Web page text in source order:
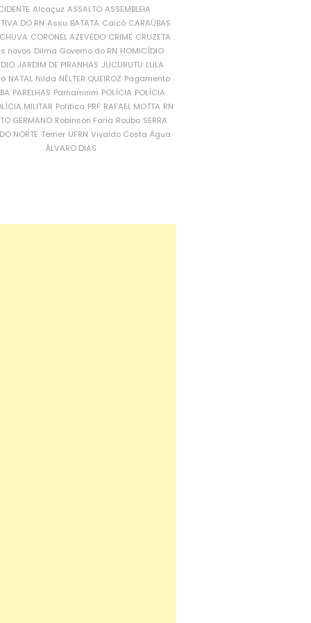
Alcaçuz ASSALTO ASSEMBLEIA
DO RN Assu BATATA Caicó CARAÚBAS
CORONEL AZEVEDO CRIME CRUZETA
novos Dilma Governo do RN HOMICÍDIO
JARDIM DE PIRANHAS JUCURUTU LULA
NATAL Nilda NÉLTER QUEIROZ Pagamento
PARELHAS Parnamirim POLÍCIA POLÍCIA
MILITAR Política PRF RAFAEL MOTTA RN
GERMANO Robinson Faria Roubo SERRA
NORTE Temer UFRN Vivaldo Costa Água
ÁLVARO DIAS